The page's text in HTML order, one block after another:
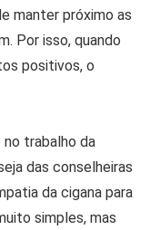
manter próximo as
Por isso, quando
positivos, o
trabalho da
das conselheiras
da cigana para
simples, mas